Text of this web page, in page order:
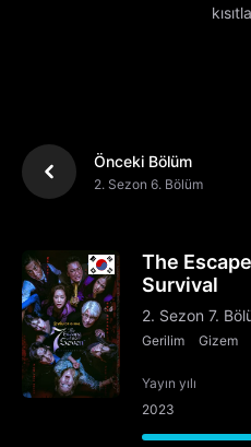
Önceki Bölüm
2. Sezon 6. Bölüm
The
Survival
2. Sezon 7.
Gerilim Gizem
Yayın yılı
2023